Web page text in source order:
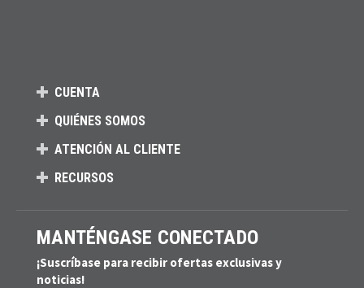
CUENTA
QUIÉNES SOMOS
ATENCIÓN AL CLIENTE
RECURSOS
MANTÉNGASE CONECTADO
¡Suscríbase para recibir ofertas exclusivas y
noticias!